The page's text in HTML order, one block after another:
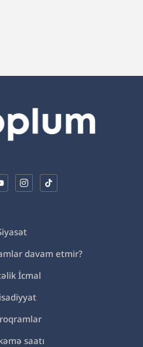
davam etmir?
İcmal
saatı